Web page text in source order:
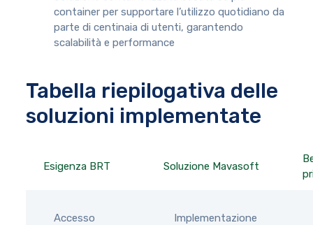
container per supportare l’utilizzo quotidiano da
parte di centinaia di utenti, garantendo
scalabilità e performance
Tabella riepilogativa delle
soluzioni implementate
Esigenza BRT Soluzione Mavasoft
Accesso
Implementazione